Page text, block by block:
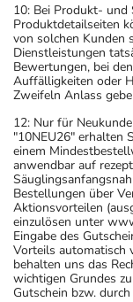
10: Bei Produkt- und
Produktdetailseiten
von solchen Kunden
Dienstleistungen
Bewertungen, bei
Auffälligkeiten oder
Zweifeln Anlass
12: Nur für
"10NEU26" erhalten
einem
anwendbar auf
Bestellungen über
Aktionsvorteilen
einzulösen unter
Eingabe des
Vorteils automatisch
behalten uns das
wichtigen Grundes
Gutschein bzw.